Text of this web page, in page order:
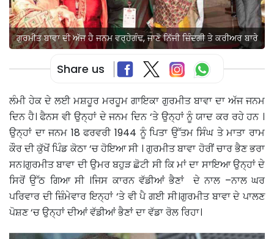
ਗੁਰਮੀਤ ਬਾਵਾ ਦੀ ਅੱਜ ਹੈ ਜਨਮ ਵਰ੍ਹੇਗੰਢ, ਜਾਣੋ ਨਿੱਜੀ ਜ਼ਿੰਦਗੀ ਤੇ ਕਰੀਅਰ ਬਾਰੇ
Share us
ਲੰਮੀ ਹੇਕ ਦੇ ਲਈ ਮਸ਼ਹੂਰ ਮਰਹੂਮ ਗਾਇਕਾ ਗੁਰਮੀਤ ਬਾਵਾ ਦਾ ਅੱਜ ਜਨਮ
ਦਿਨ ਹੈ। ਫੈਨਸ ਵੀ ਉਨ੍ਹਾਂ ਦੇ ਜਨਮ ਦਿਨ ‘ਤੇ ਉਨ੍ਹਾਂ ਨੂੰ ਯਾਦ ਕਰ ਰਹੇ ਹਨ ।
ਉਨ੍ਹਾਂ ਦਾ ਜਨਮ 18 ਫਰਵਰੀ 1944 ਨੂੰ ਪਿਤਾ ਉੱਤਮ ਸਿੰਘ ਤੇ ਮਾਤਾ ਰਾਮ
ਕੌਰ ਦੀ ਕੁੱਖੋਂ ਪਿੰਡ ਕੋਠਾ ‘ਚ ਹੋਇਆ ਸੀ । ਗੁਰਮੀਤ ਬਾਵਾ ਹੋਰੀਂ ਚਾਰ ਭੈਣ ਭਰਾ
ਸਨ।ਗੁਰਮੀਤ ਬਾਵਾ ਦੀ ਉਮਰ ਬਹੁੜ ਛੋਟੀ ਸੀ ਕਿ ਮਾਂ ਦਾ ਸਾਇਆ ਉਨ੍ਹਾਂ ਦੇ
ਸਿਰੋਂ ਉੱਠ ਗਿਆ ਸੀ ।ਜਿਸ ਕਾਰਨ ਵੱਡੀਆਂ ਭੈਣਾਂ ਦੇ ਨਾਲ –ਨਾਲ ਘਰ
ਪਰਿਵਾਰ ਦੀ ਜ਼ਿੰਮੇਵਾਰ ਇਨ੍ਹਾਂ ‘ਤੇ ਵੀ ਪੈ ਗਈ ਸੀ।ਗੁਰਮੀਤ ਬਾਵਾ ਦੇ ਪਾਲਣ
ਪੋਸ਼ਣ ‘ਚ ਉਨ੍ਹਾਂ ਦੀਆਂ ਵੱਡੀਆਂ ਭੈਣਾਂ ਦਾ ਵੱਡਾ ਰੋਲ ਰਿਹਾ।